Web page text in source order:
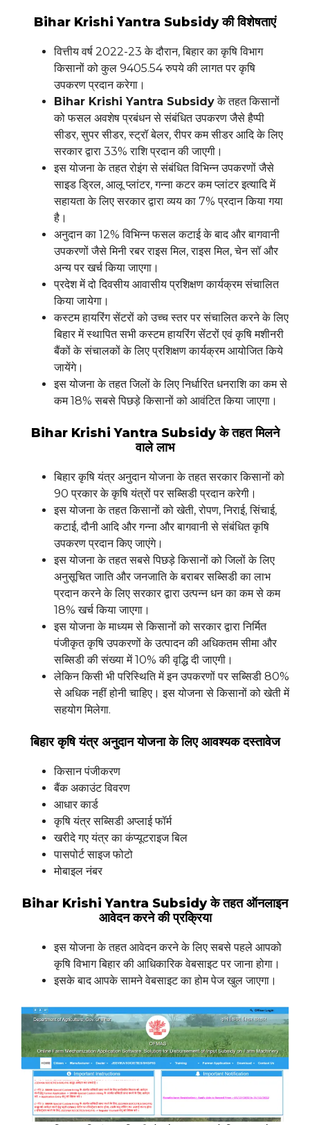
Bihar Krishi Yantra Subsidy की विशेषताएं
वित्तीय वर्ष 2022-23 के दौरान, बिहार का कृषि विभाग
किसानों को कुल 9405.54 रुपये की लागत पर कृषि
उपकरण प्रदान करेगा।
Bihar Krishi Yantra Subsidyके तहत किसानों
को फसल अवशेष प्रबंधन से संबंधित उपकरण जैसे हैप्पी
सीडर, सुपर सीडर, स्ट्रॉ बेलर, रीपर कम सीडर आदि के लिए
सरकार द्वारा 33% राशि प्रदान की जाएगी।
इस योजना के तहत रोइंग से संबंधित विभिन्न उपकरणों जैसे
साइड ड्रिल, आलू प्लांटर, गन्ना कटर कम प्लांटर इत्यादि में
सहायता के लिए सरकार द्वारा व्यय का 7% प्रदान किया गया
है।
अनुदान का 12% विभिन्न फसल कटाई के बाद और बागवानी
उपकरणों जैसे मिनी रबर राइस मिल, राइस मिल, चेन सॉ और
अन्य पर खर्च किया जाएगा।
प्रदेश में दो दिवसीय आवासीय प्रशिक्षण कार्यक्रम संचालित
किया जायेगा।
कस्टम हायरिंग सेंटरों को उच्च स्तर पर संचालित करने के लिए
बिहार में स्थापित सभी कस्टम हायरिंग सेंटरों एवं कृषि मशीनरी
बैंकों के संचालकों के लिए प्रशिक्षण कार्यक्रम आयोजित किये
जायेंगे।
इस योजना के तहत जिलों के लिए निर्धारित धनराशि का कम से
कम 18% सबसे पिछड़े किसानों को आवंटित किया जाएगा।
Bihar Krishi Yantra Subsidy के तहत मिलने
वाले लाभ
बिहार कृषि यंत्र अनुदान योजना के तहत सरकार किसानों को
90 प्रकार के कृषि यंत्रों पर सब्सिडी प्रदान करेगी।
इस योजना के तहत किसानों को खेती, रोपण, निराई, सिंचाई,
कटाई, दौनी आदि और गन्ना और बागवानी से संबंधित कृषि
उपकरण प्रदान किए जाएंगे।
इस योजना के तहत सबसे पिछड़े किसानों को जिलों के लिए
अनुसूचित जाति और जनजाति के बराबर सब्सिडी का लाभ
प्रदान करने के लिए सरकार द्वारा उत्पन्न धन का कम से कम
18% खर्च किया जाएगा।
इस योजना के माध्यम से किसानों को सरकार द्वारा निर्मित
पंजीकृत कृषि उपकरणों के उत्पादन की अधिकतम सीमा और
सब्सिडी की संख्या में 10% की वृद्धि दी जाएगी।
लेकिन किसी भी परिस्थिति में इन उपकरणों पर सब्सिडी 80%
से अधिक नहीं होनी चाहिए। इस योजना से किसानों को खेती में
सहयोग मिलेगा.
बिहार कृषि यंत्र अनुदान योजना के लिए आवश्यक दस्तावेज
किसान पंजीकरण
बैंक अकाउंट विवरण
आधार कार्ड
कृषि यंत्र सब्सिडी अप्लाई फॉर्म
खरीदे गए यंत्र का कंप्यूटराइज बिल
पासपोर्ट साइज फोटो
मोबाइल नंबर
Bihar Krishi Yantra Subsidy के तहत ऑनलाइन
आवेदन करने की प्रक्रिया
इस योजना के तहत आवेदन करने के लिए सबसे पहले आपको
कृषि विभाग बिहार की आधिकारिक वेबसाइट पर जाना होगा।
इसके बाद आपके सामने वेबसाइट का होम पेज खुल जाएगा।